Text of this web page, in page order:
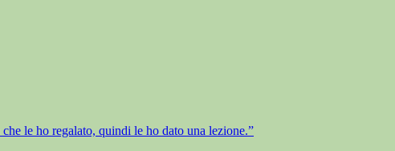
le ho regalato, quindi le ho dato una lezione.”